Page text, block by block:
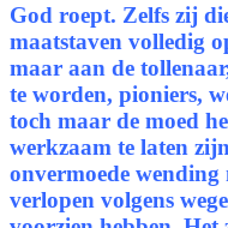
God roept. Zelfs zij
maatstaven volledig
maar aan de
te worden, pioniers,
toch maar de moed
werkzaam te laten
onvermoede wending
verlopen volgens